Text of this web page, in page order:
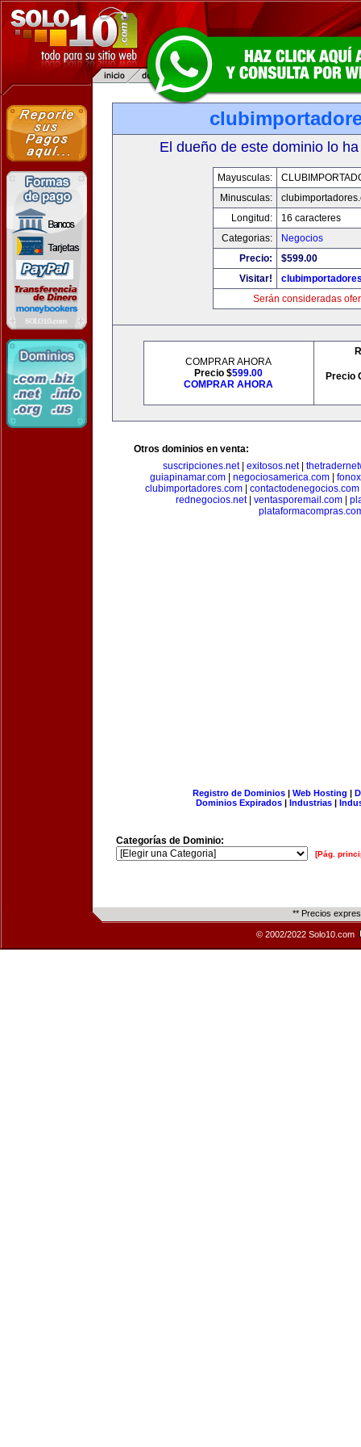
El dueño de este dominio lo
Mayusculas:
Minusculas:
Longitud:
16 caracteres
Categorias:
Negocios
Precio:
$599.00
Visitar!
Serán consideradas
COMPRAR AHORA
Precio $599.00
COMPRAR AHORA
Precio
Otros dominios en venta:
suscripciones.net| exitosos.net|
guiapinamar.com
negociosamerica.com
clubimportadores.com
contactodenegocios.com
rednegocios.net| ventasporemail.com
Registro de Dominios| Web Hosting |
Dominios Expirados | Industrias |
Categorías de Dominio:
[Pág.
** Precios
© 2002/2022 Solo10.com